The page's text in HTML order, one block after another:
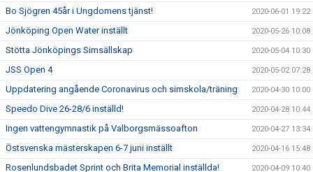
Bo Sjögren 45år i Ungdomens tjänst! 2020-06-01 19:22
Jönköping Open Water inställt 2020-05-26 10:08
Stötta Jönköpings Simsällskap 2020-05-04 10:30
JSS Open 4 2020-05-02 07:28
Uppdatering angående Coronavirus och simskola/träning 2020-04-30 10:00
Speedo Dive 26-28/6 inställd! 2020-04-28 10:44
Ingen vattengymnastik på Valborgsmässoafton 2020-04-27 13:34
Östsvenska mästerskapen 6-7 juni inställt 2020-04-16 15:48
Rosenlundsbadet Sprint och Brita Memorial inställda! 2020-04-09 10:40